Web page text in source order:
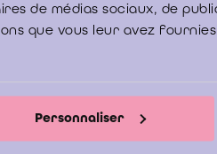
de médias sociaux, de
que vous leur avez
Personnaliser
de travail la raison pour
fraude dans la comptabilisation
des produits comme un